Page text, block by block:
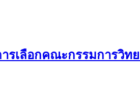
รเลือกคณะกรรมการวิท